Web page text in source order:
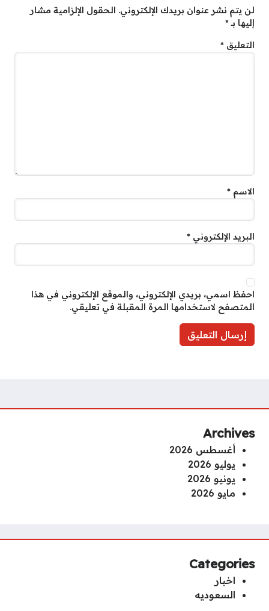
لن يتم نشر عنوان بريدك الإلكتروني.
الحقول الإلزامية مشار
إليها بـ*
التعليق *
الاسم *
البريد الإلكتروني *
احفظ اسمي، بريدي الإلكتروني، والموقع الإلكتروني في هذا
المتصفح لاستخدامها المرة المقبلة في تعليقي.
Archives
أغسطس 2026
يوليو 2026
يونيو 2026
مايو 2026
Categories
اخبار
السعوديه